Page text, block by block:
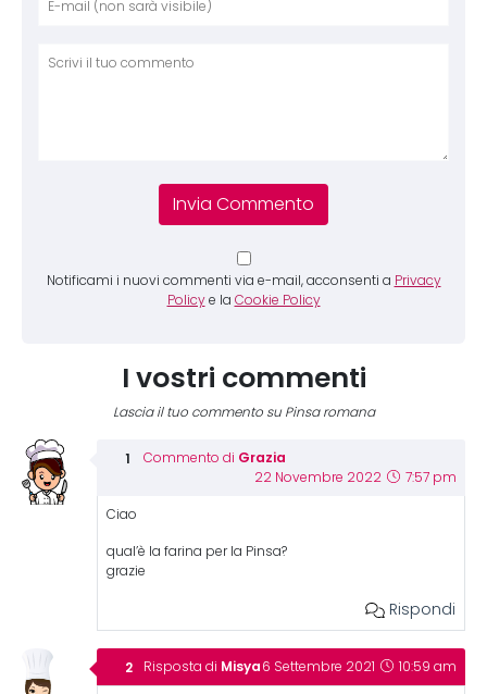
Notificami i nuovi commenti via e-mail, acconsenti a Privacy
Policy e la Cookie Policy
I vostri commenti
Lascia il tuo commento su Pinsa romana
Commento di Grazia
22 Novembre 2022 7:57 pm
Ciao
qual’è la farina per la Pinsa?
grazie
Rispondi
Risposta di Misya 6 Settembre 2021 10:59 am